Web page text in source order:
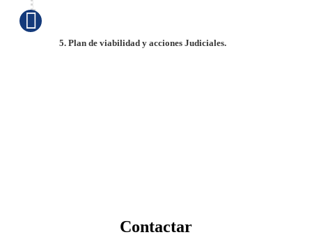
5. Plan de viabilidad y acciones Judiciales.
Contactar